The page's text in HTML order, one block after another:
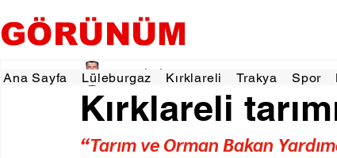
GÖRÜNÜM
Ana Sayfa Lüleburgaz Kırklareli Trakya Spor
Kırklareli
Tevfik İŞÇİ 9 Ağu 2025 1 dakikada okunur
“Tarım ve Orman Bakan